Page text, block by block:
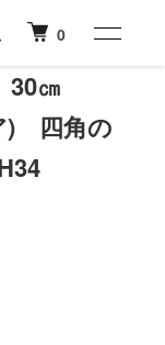
0
30㎝
) 四角の